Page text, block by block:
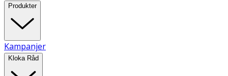
Produkter
Kampanjer
Kloka Råd